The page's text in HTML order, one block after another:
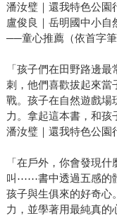
潘汝璧｜還我特色公園
盧俊良｜岳明國中小自
──童心推薦（依首字筆
「孩子們在田野路邊
刺，他們喜歡拔起來當
戰。孩子在自然遊戲場
力。拿起這本書，和
潘汝璧｜還我特色公園
「在戶外，你會發現
叫⋯⋯書中透過五感的
孩子與生俱來的好奇心
力，並學著用最純真